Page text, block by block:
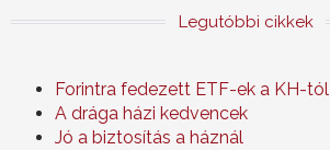
Legutóbbi cikkek
Forintra fedezett ETF-ek a KH-tól
A drága házi kedvencek
Jó a biztosítás a háznál